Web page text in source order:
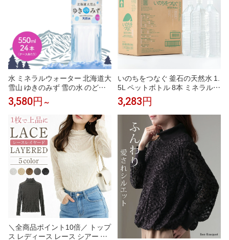
水 ミネラルウォーター 北海道大
雪山 ゆきのみず 雪の水 のどご
しやさしいピュア軟水 550ml 24
本 1ケース / 2ケース 送料無料
硬度59 軟水 ペットボトル 国産
天然水 軟水 備蓄水 非常用 お中
元 ギフト
3,580円 ～
いのちをつなぐ 釜石の天然水 1.
5L ペットボトル 8本 ミネラルウ
ォーター 5年保存水 1.5L 飲料水
【沖縄県・離島 配送不可】
3,283円
＼全商品ポイント10倍／ トップ
ス レディース レース シアー レ